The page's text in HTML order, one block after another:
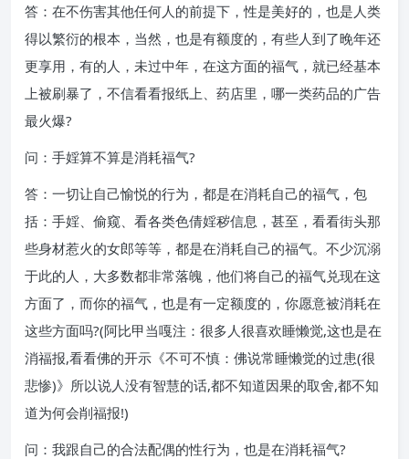
答：在不伤害其他任何人的前提下，性是美好的，也是人类
得以繁衍的根本，当然，也是有额度的，有些人到了晚年还
更享用，有的人，未过中年，在这方面的福气，就已经基本
上被刷暴了，不信看看报纸上、药店里，哪一类药品的广告
最火爆?
问：手婬算不算是消耗福气?
答：一切让自己愉悦的行为，都是在消耗自己的福气，包
括：手婬、偷窥、看各类色倩婬秽信息，甚至，看看街头那
些身材惹火的女郎等等，都是在消耗自己的福气。不少沉溺
于此的人，大多数都非常落魄，他们将自己的福气兑现在这
方面了，而你的福气，也是有一定额度的，你愿意被消耗在
这些方面吗?(阿比甲当嘎注：很多人很喜欢睡懒觉,这也是在
消福报,看看佛的开示《不可不慎：佛说常睡懒觉的过患(很
悲惨)》所以说人没有智慧的话,都不知道因果的取舍,都不知
道为何会削福报!)
问：我跟自己的合法配偶的性行为，也是在消耗福气?